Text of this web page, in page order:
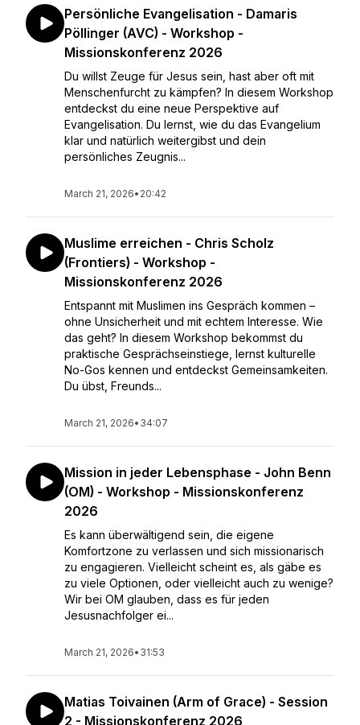
Persönliche Evangelisation - Damaris
Pöllinger (AVC) - Workshop -
Missionskonferenz 2026
Du willst Zeuge für Jesus sein, hast aber oft mit
Menschenfurcht zu kämpfen? In diesem Workshop
entdeckst du eine neue Perspektive auf
Evangelisation. Du lernst, wie du das Evangelium
klar und natürlich weitergibst und dein
persönliches Zeugnis...
March 21, 2026• 20:42
Muslime erreichen - Chris Scholz
(Frontiers) - Workshop -
Missionskonferenz 2026
Entspannt mit Muslimen ins Gespräch kommen –
ohne Unsicherheit und mit echtem Interesse. Wie
das geht? In diesem Workshop bekommst du
praktische Gesprächseinstiege, lernst kulturelle
No-Gos kennen und entdeckst Gemeinsamkeiten.
Du übst, Freunds...
March 21, 2026• 34:07
Mission in jeder Lebensphase - John Benn
(OM) - Workshop - Missionskonferenz
2026
Es kann überwältigend sein, die eigene
Komfortzone zu verlassen und sich missionarisch
zu engagieren. Vielleicht scheint es, als gäbe es
zu viele Optionen, oder vielleicht auch zu wenige?
Wir bei OM glauben, dass es für jeden
Jesusnachfolger ei...
March 21, 2026• 31:53
Matias Toivainen (Arm of Grace) - Session
2 - Missionskonferenz 2026